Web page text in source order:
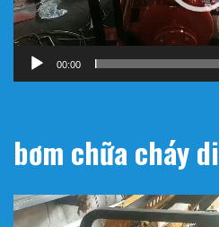
address :182/13/40/16 Hồ
Hưng Hòa B, Bình Tân, Hồ Chí
WebSite: https://